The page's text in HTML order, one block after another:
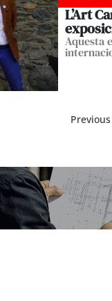
L’Art
Aquesta
Previous